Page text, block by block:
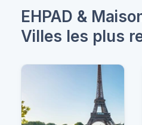
EHPAD &
Villes les plus